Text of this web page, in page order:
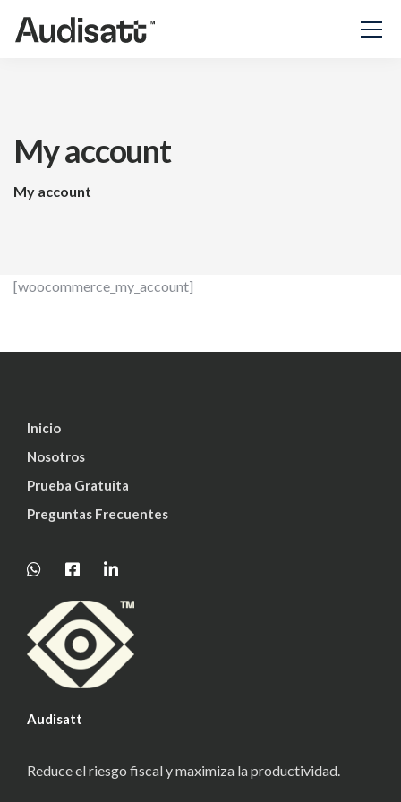
My account
My account
[woocommerce_my_account]
Inicio
Nosotros
Prueba Gratuita
Preguntas Frecuentes
Audisatt
Reduce el riesgo fiscal y maximiza la productividad.